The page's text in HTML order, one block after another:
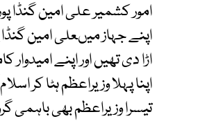
امور کشمیر علی امین گنڈا
اپنے جہاز میںعلی امین
اڑا دی تھیں اور اپنے امیدوار
اپنا پہلا وزیراعظم ہٹا کر
تیسرا وزیراعظم بھی